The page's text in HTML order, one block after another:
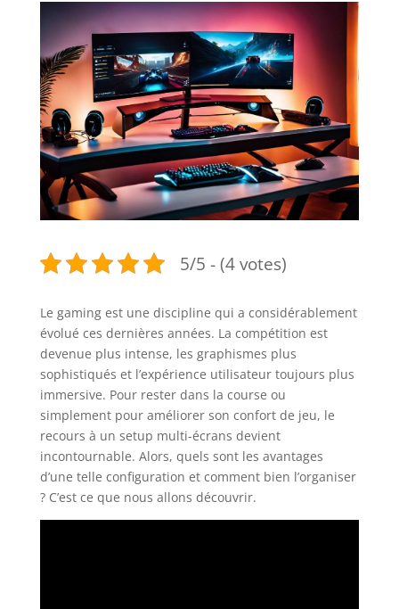
5/5 - (4 votes)
Le gaming est une discipline qui a considérablement
évolué ces dernières années. La compétition est
devenue plus intense, les graphismes plus
sophistiqués et l’expérience utilisateur toujours plus
immersive. Pour rester dans la course ou
simplement pour améliorer son confort de jeu, le
recours à un setup multi-écrans devient
incontournable. Alors, quels sont les avantages
d’une telle configuration et comment bien l’organiser
? C’est ce que nous allons découvrir.